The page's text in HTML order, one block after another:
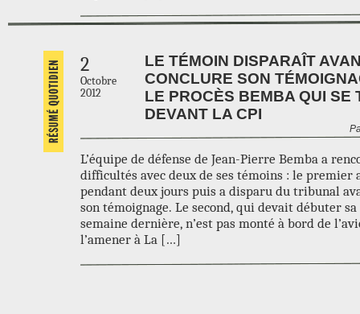
2
Octobre
2012
LE TÉMOIN DISPARAÎT
CONCLURE SON
LE PROCÈS BEMBA QUI SE
DEVANT LA CPI
L’équipe de défense de Jean-Pierre Bemba a
difficultés avec deux de ses témoins : le premier
pendant deux jours puis a disparu du tribunal
son témoignage. Le second, qui devait débuter
semaine dernière, n’est pas monté à bord de
l’amener à La […]